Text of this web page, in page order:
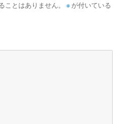
ことはありません。 ※ が付いている